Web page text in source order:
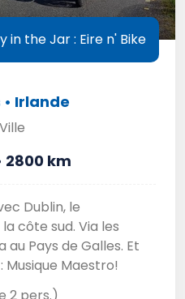
in the Jar : Eire n' Bike
Irlande
2800 km
Dublin, le
côte sud. Via les
Pays de Galles. Et
Maestro!
2 pers.)